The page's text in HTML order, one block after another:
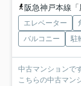
阪急神戸本線
エレベーター
バルコニー
駐
中古マンションで
こちらの中古マン